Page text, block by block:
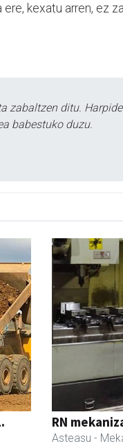
ere, kexatu arren, ez
zabaltzen ditu.
babestuko duzu.
RN
Asteasu -